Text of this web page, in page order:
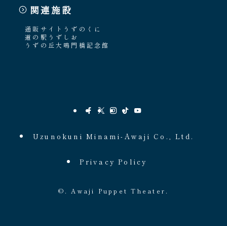
関連施設
通販サイトうずのくに
道の駅うずしお
うずの丘大鳴門橋記念館
Uzunokuni Minami-Awaji Co., Ltd.
Privacy Policy
©. Awaji Puppet Theater.